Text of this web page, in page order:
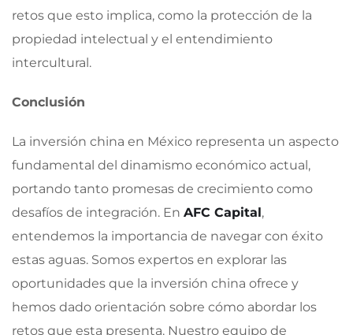
retos que esto implica, como la protección de la
propiedad intelectual y el entendimiento
intercultural.
Conclusión
La inversión china en México representa un aspecto
fundamental del dinamismo económico actual,
portando tanto promesas de crecimiento como
desafíos de integración. En AFC Capital,
entendemos la importancia de navegar con éxito
estas aguas. Somos expertos en explorar las
oportunidades que la inversión china ofrece y
hemos dado orientación sobre cómo abordar los
retos que esta presenta. Nuestro equipo de